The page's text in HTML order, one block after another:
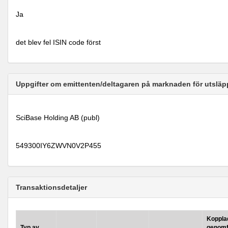
Ja
det blev fel ISIN code först
Uppgifter om emittenten/deltagaren på marknaden för
SciBase Holding AB (publ)
549300IY6ZWVN0V2P455
Transaktionsdetaljer